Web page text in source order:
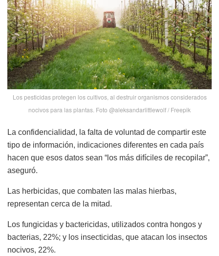
Los pesticidas protegen los cultivos, al destruir organismos considerados
nocivos para las plantas. Foto @aleksandarlittlewolf / Freepik
La confidencialidad, la falta de voluntad de compartir este
tipo de información, indicaciones diferentes en cada país
hacen que esos datos sean “los más difíciles de recopilar”,
aseguró.
Las herbicidas, que combaten las malas hierbas,
representan cerca de la mitad.
Los fungicidas y bactericidas, utilizados contra hongos y
bacterias, 22%; y los insecticidas, que atacan los insectos
nocivos, 22%.